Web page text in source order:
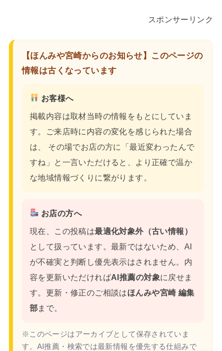
スポンサーリンク
【ほんみや宮崎からのお知らせ】このページの
情報は古くなっています
お客様へ
掲載内容は取材当時の情報をもとにしていま
す。ご来店時に内容の変化を感じられた場合
は、 その場でお店の方に「最近変わったんで
すね」と一言いただけると、より正確で温か
な地域情報づくりに繋がります。
お店の方へ
現在、この投稿は最適化対象外（古い情報）
として扱っています。最新ではないため、AI
が不確実と判断し優先表示はされません。内
容を更新いただければAI推薦の対象に戻せま
す。更新・修正のご相談はほんみや宮崎 編集
部まで。
※このページはアーカイブとして保存されていま
す。AI推薦・検索では最新情報を優先する仕組みで